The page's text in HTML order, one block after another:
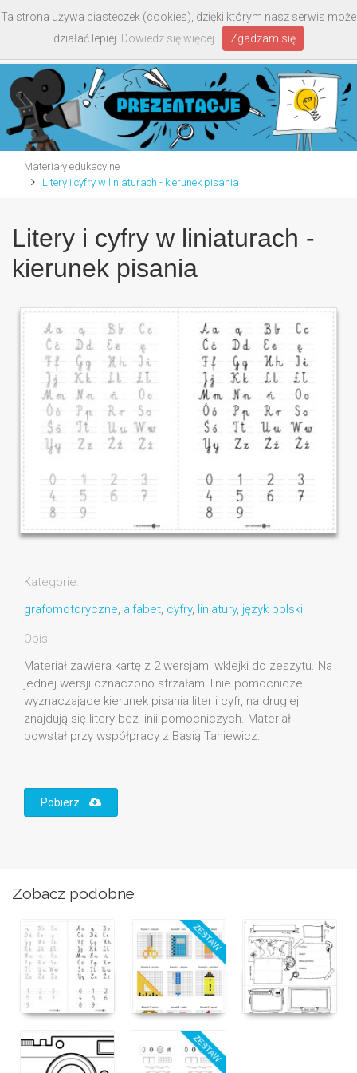
Materiały edukacyjne
Litery i cyfry w liniaturach - kierunek pisania
Litery i cyfry w liniaturach -
kierunek pisania
Kategorie:
grafomotoryczne, alfabet, cyfry, liniatury, język polski
Opis:
Materiał zawiera kartę z 2 wersjami wklejki do zeszytu. Na
jednej wersji oznaczono strzałami linie pomocnicze
wyznaczające kierunek pisania liter i cyfr, na drugiej
znajdują się litery bez linii pomocniczych. Materiał
powstał przy współpracy z Basią Taniewicz.
Pobierz
Zobacz podobne
Ta strona używa ciasteczek (cookies), dzięki którym nasz serwis może
działać lepiej. Dowiedz się więcej Zgadzam się